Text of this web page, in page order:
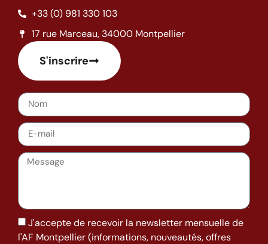
+33 (0) 981 330 103
17 rue Marceau, 34000 Montpellier
S'inscrire
J'accepte de recevoir la newsletter mensuelle de
l'AF Montpellier (informations, nouveautés, offres